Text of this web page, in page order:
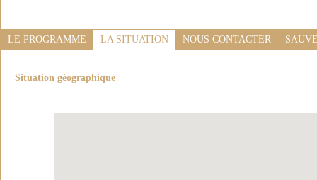
LE PROGRAMME LA SITUATION NOUS CONTACTER
Situation géographique